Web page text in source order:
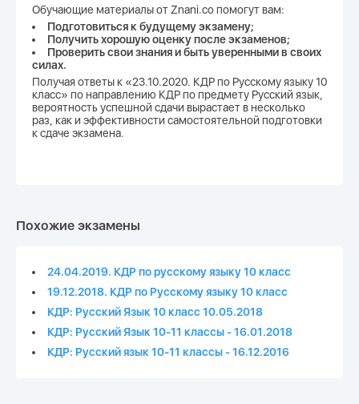
Обучающие материалы от Znani.co помогут вам:
Подготовиться к будущему экзамену;
Получить хорошую оценку после экзаменов;
Проверить свои знания и быть уверенными в своих
силах.
Получая ответы к «23.10.2020. КДР по Русскому языку 10
класс» по направлению КДР по предмету Русский язык,
вероятность успешной сдачи вырастает в несколько
раз, как и эффективности самостоятельной подготовки
к сдаче экзамена.
Похожие экзамены
24.04.2019. КДР по русскому языку 10 класс
19.12.2018. КДР по Русскому языку 10 класс
КДР: Русский Язык 10 класс 10.05.2018
КДР: Русский Язык 10-11 классы - 16.01.2018
КДР: Русский язык 10-11 классы - 16.12.2016